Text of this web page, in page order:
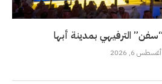
الترفيهي بمدينة أبها
أغسطس 6, 2026